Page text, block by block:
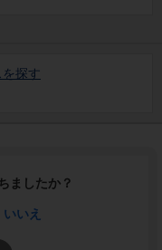
探す
ましたか？
いいえ